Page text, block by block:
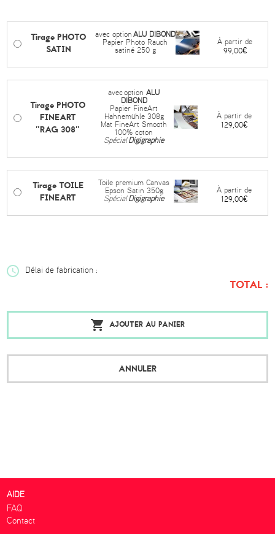
Tirage PHOTO
SATIN
avec option ALU DIBOND
Papier Photo Rauch
satiné 250 g
À partir de
99,00€
Tirage PHOTO
FINEART
"RAG 308"
avecoptionALU
DIBOND
Papier FineArt
Hahnemühle 308g
Mat FineArt Smooth
100% coton
SpécialDigigraphie
À partir de
129,00€
Tirage TOILE
FINEART
Toile premium Canvas
Epson Satin 350g
SpécialDigigraphie
À partir de
129,00€
Délai de fabrication :
TOTAL :
ANNULER
AJOUTER AU PANIER
AIDE
FAQ
Contact